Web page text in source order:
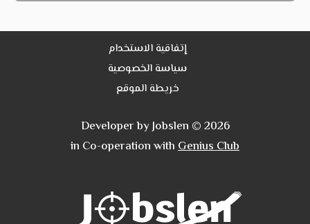
إتفاقية الاستخدام
سياسة الخصوصية
خريطة الموقع
Developer by Jobslen © 2026
in Co-operation withGenius Club